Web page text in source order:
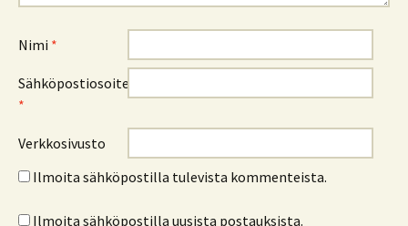
Nimi *
Sähköpostiosoite
*
Verkkosivusto
Ilmoita sähköpostilla tulevista kommenteista.
Ilmoita sähköpostilla uusista postauksista.